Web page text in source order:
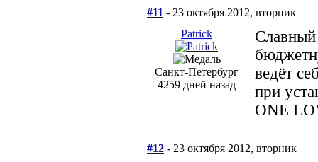
#11 - 23 октября 2012, вторник
Patrick
Санкт-Петербург
4259 дней назад
Славный
ведёт
при
ONE
#12 - 23 октября 2012, вторник